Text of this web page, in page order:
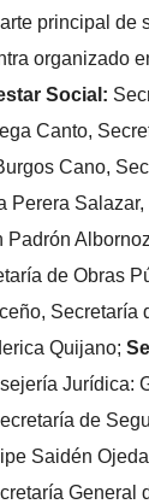
principal de
organizado
Social:
Canto,
Cano,
Perera
Padrón
de Obras
Secretaría
Quijano;
Jurídica:
de
Saidén
General